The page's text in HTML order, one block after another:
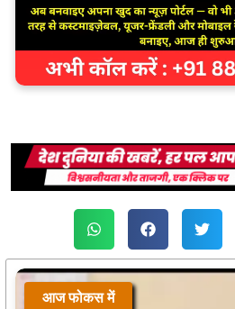
आज फोकस में